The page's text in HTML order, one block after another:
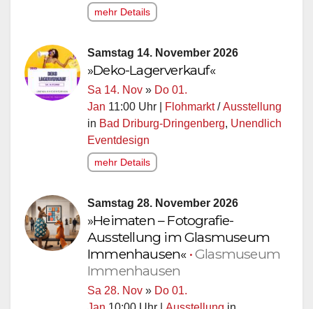
mehr Details
Samstag 14. November 2026
»Deko-Lagerverkauf«
Sa 14. Nov » Do 01.
Jan 11:00 Uhr | Flohmarkt/Ausstellung
in Bad Driburg-Dringenberg, Unendlich
Eventdesign
mehr Details
Samstag 28. November 2026
»Heimaten – Fotografie-
Ausstellung im Glasmuseum
Immenhausen« •Glasmuseum
Immenhausen
Sa 28. Nov » Do 01.